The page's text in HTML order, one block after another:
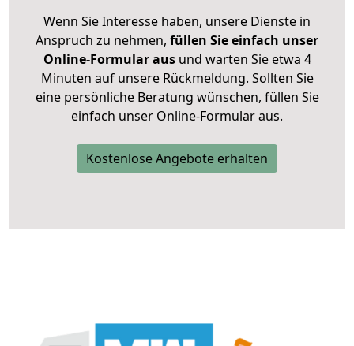
Wenn Sie Interesse haben, unsere Dienste in
Anspruch zu nehmen, füllen Sie einfach unser
Online-Formular ausund warten Sie etwa 4
Minuten auf unsere Rückmeldung. Sollten Sie
eine persönliche Beratung wünschen, füllen Sie
einfach unser Online-Formular aus.
Kostenlose Angebote erhalten